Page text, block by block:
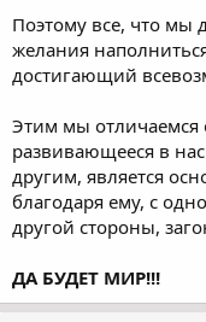
Поэтому все, что мы
желания
достигающий
Этим мы отличаемся
развивающееся в нас
другим, является
благодаря ему, с
другой стороны,
ДА БУДЕТ МИР!!!